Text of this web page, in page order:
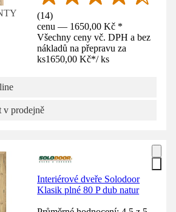
(14)
cenu — 1650,00 Kč *
Všechny ceny vč. DPH a bez
nákladů na přepravu za
ks1650,00 Kč*/ ks
v prodejně
Interiérové dveře Solodoor
Klasik plné 80 P dub natur